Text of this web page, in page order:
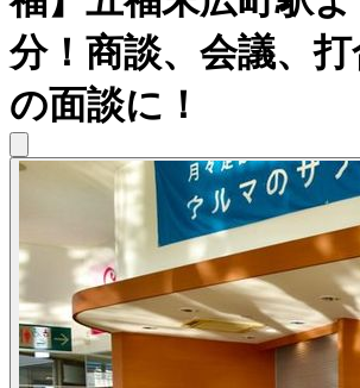
分！商談、会議、
の面談に！